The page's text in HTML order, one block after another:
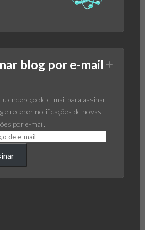
blog por e-mail
endereço de e-mail para assinar
e receber notificações de novas
por e-mail.